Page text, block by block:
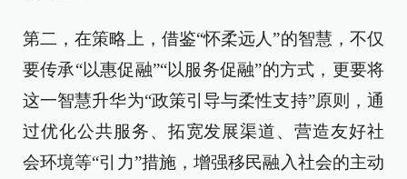
第二，在策略上，借鉴“怀柔远人”的智慧，不仅
要传承“以惠促融”“以服务促融”的方式，更要将
这一智慧升华为“政策引导与柔性支持”原则，通
过优化公共服务、拓宽发展渠道、营造友好社
会环境等“引力”措施，增强移民融入社会的主动